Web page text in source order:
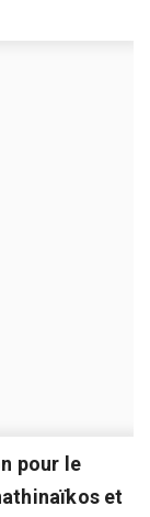
pour le
et